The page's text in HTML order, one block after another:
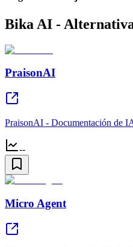
Bika AI -
PraisonAI
PraisonAI - Documentación de
--
Micro Agent